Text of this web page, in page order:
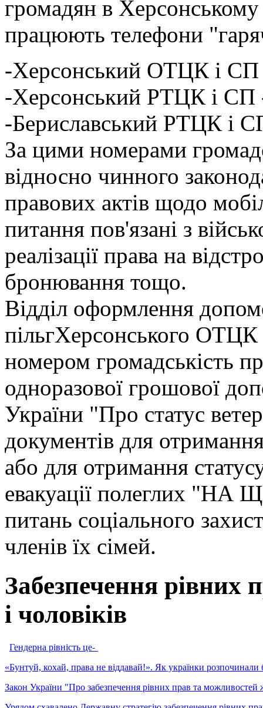
громадян в
працюють телефони
-Херсонський ОТЦК і СП
-Херсонський РТЦК і СП
-Бериславський РТЦК і
За цими номерами
відносно чинного
правових актів щодо
питання пов'язані з
реалізації права на
бронювання тощо.
Відділ оформлення
пільгХерсонського
номером громадськість
одноразової грошової
України "Про статус
документів для
або для отримання
евакуації полеглих "НА
питань соціального
членів їх сімей.
Забезпечення рівних
і чоловіків
Гендерна рівність це-
«Бунтуй, кохай, права не віддавай!». Як українки розпочинали
Закон України "Про забезпечення рівних прав та можливостей